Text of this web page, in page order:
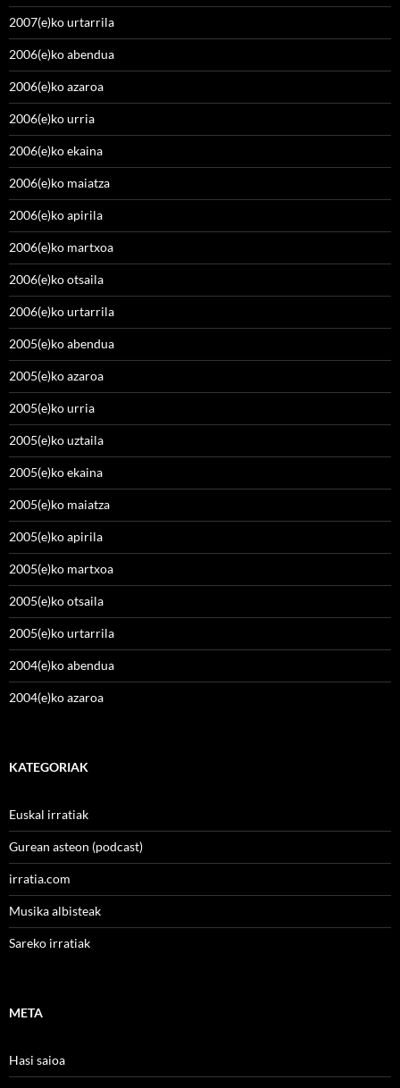
2007(e)ko urtarrila
2006(e)ko abendua
2006(e)ko azaroa
2006(e)ko urria
2006(e)ko ekaina
2006(e)ko maiatza
2006(e)ko apirila
2006(e)ko martxoa
2006(e)ko otsaila
2006(e)ko urtarrila
2005(e)ko abendua
2005(e)ko azaroa
2005(e)ko urria
2005(e)ko uztaila
2005(e)ko ekaina
2005(e)ko maiatza
2005(e)ko apirila
2005(e)ko martxoa
2005(e)ko otsaila
2005(e)ko urtarrila
2004(e)ko abendua
2004(e)ko azaroa
KATEGORIAK
Euskal irratiak
Gurean asteon (podcast)
irratia.com
Musika albisteak
Sareko irratiak
META
Hasi saioa